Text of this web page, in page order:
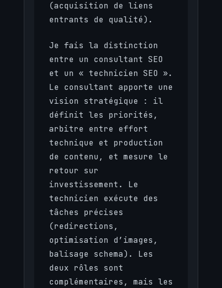
(acquisition de liens
entrants de qualité).
Je fais la distinction
entre un consultant SEO
et un « technicien SEO ».
Le consultant apporte une
vision stratégique : il
définit les priorités,
arbitre entre effort
technique et production
de contenu, et mesure le
retour sur
investissement. Le
technicien exécute des
tâches précises
(redirections,
optimisation d’images,
balisage schema). Les
deux rôles sont
complémentaires, mais les